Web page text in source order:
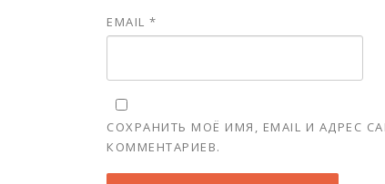
EMAIL *
СОХРАНИТЬ МОЁ ИМЯ, EMAIL И АДРЕС
КОММЕНТАРИЕВ.